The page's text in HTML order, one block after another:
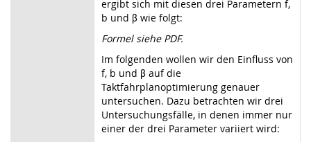
ergibt sich mit diesen drei Parametern f,
b und β wie folgt:
Formel siehe PDF.
Im folgenden wollen wir den Einfluss von
f, b und β auf die
Taktfahrplanoptimierung genauer
untersuchen. Dazu betrachten wir drei
Untersuchungsfälle, in denen immer nur
einer der drei Parameter variiert wird: